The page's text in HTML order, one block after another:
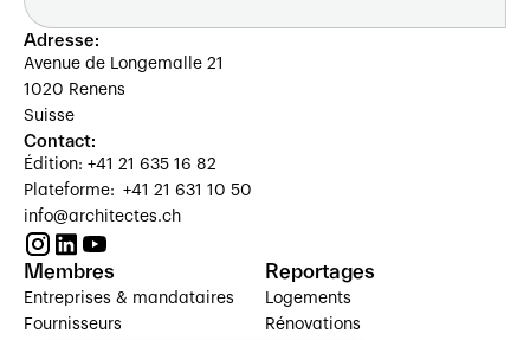
Adresse:
Avenue de Longemalle 21
1020 Renens
Suisse
Contact:
Édition: +41 21 635 16 82
Plateforme: +41 21 631 10 50
info@architectes.ch
Membres
Entreprises & mandataires
Fournisseurs
Reportages
Logements
Rénovations